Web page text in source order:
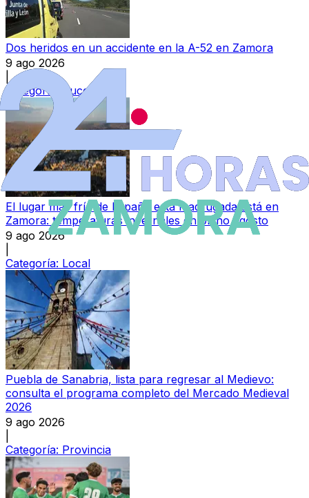
Dos heridos en un accidente en la A-52 en Zamora
9 ago 2026
Categoría:
Sucesos
El lugar más frío de España esta madrugada está en
Zamora: temperaturas invernales en pleno agosto
9 ago 2026
Categoría: Local
Puebla de Sanabria, lista para regresar al Medievo:
consulta el programa completo del Mercado Medieval
2026
9 ago 2026
Categoría: Provincia